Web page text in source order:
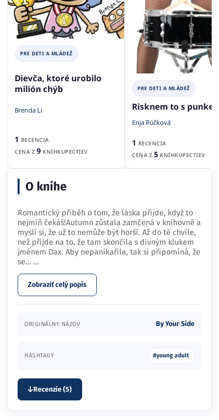
PRE DETI A MLÁDEŽ
Dievča, ktoré urobilo
milión chýb
Brenda Li
1 RECENCIA
CENA Z 9 KNÍHKUPECTIEV
PRE DETI A MLÁDEŽ
Risknem to s
Enja Rúčková
1 RECENCIA
CENA Z 5 KNÍHKUPECTIEV
O knihe
Romantický příběh o tom, že láska přijde, když to
nejmíň čekáš!Autumn zůstala zamčená v knihovně a
myslí si, že už to nemůže být horší. Až do té chvíle,
než přijde na to, že tam skončila s divným klukem
jménem Dax. Aby nepanikařila, tak si připomíná, že
se… ...
Zobraziť celý popis
ORIGINÁLNY NÁZOV By Your Side
HASHTAGY #young adult
Recenzie (5)